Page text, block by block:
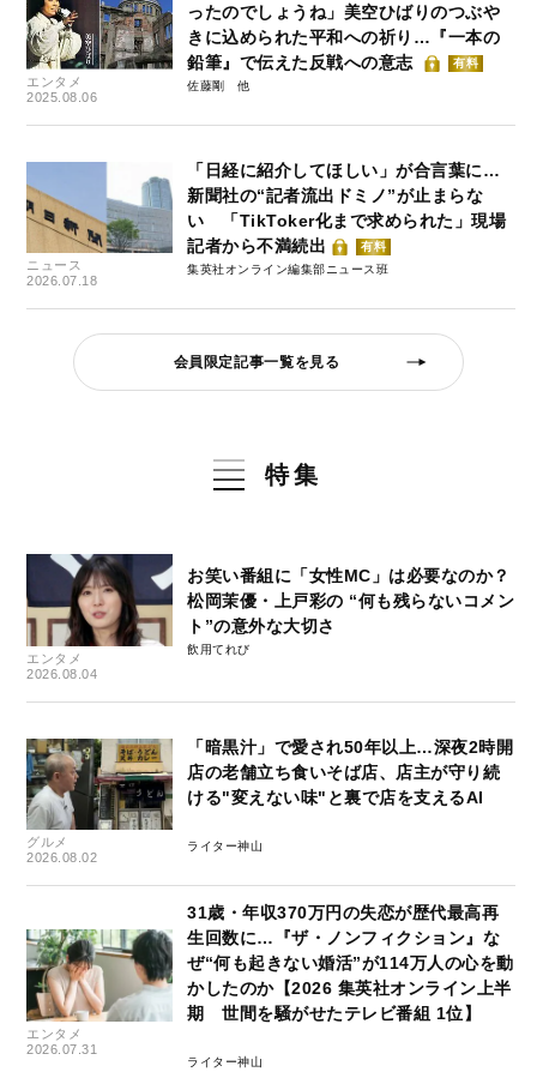
エンタメ
2025.08.06
ったのでしょうね」美空ひばりのつぶや
きに込められた平和への祈り…『一本の
鉛筆』で伝えた反戦への意志
有料
佐藤剛
ニュース
2026.07.18
「日経に紹介してほしい」が合言葉に…
新聞社の“記者流出ドミノ”が止まらな
い 「TikToker化まで求められた」現場
記者から不満続出
有料
集英社オンライン編集部ニュース班
会員限定記事一覧を見る
特集
エンタメ
2026.08.04
お笑い番組に「女性MC」は必要なのか？
松岡茉優・上戸彩の “何も残らないコメン
ト”の意外な大切さ
飲用てれび
グルメ
2026.08.02
「暗黒汁」で愛され50年以上…深夜2時開
店の老舗立ち食いそば店、店主が守り続
ける"変えない味"と裏で店を支えるAI
ライター神山
エンタメ
2026.07.31
31歳・年収370万円の失恋が歴代最高再
生回数に…『ザ・ノンフィクション』な
ぜ“何も起きない婚活”が114万人の心を動
かしたのか【2026 集英社オンライン上半
期 世間を騒がせたテレビ番組 1位】
ライター神山